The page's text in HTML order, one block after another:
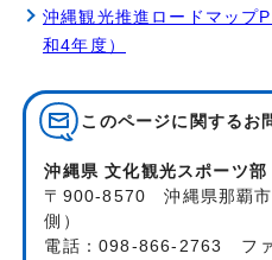
沖縄観光推進ロードマップ
和4年度）
このページに関する お
沖縄県 文化観光スポーツ部
〒900-8570 沖縄県那覇
側）
電話：098-866-2763 フ